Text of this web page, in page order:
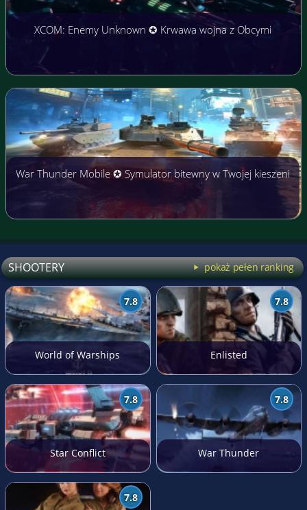
XCOM: Enemy Unknown ✪ Krwawa wojna z Obcymi
War Thunder Mobile ✪ Symulator bitewny w Twojej kieszeni
SHOOTERY pokaż pełen ranking
7.8
World of Warships
7.8
Enlisted
7.8
Star Conflict
7.8
War Thunder
7.8